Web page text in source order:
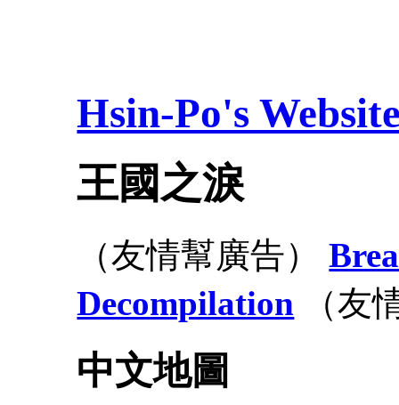
Hsin-Po's
王國之淚
（友情幫廣告）
Decompilation （友
中文地圖